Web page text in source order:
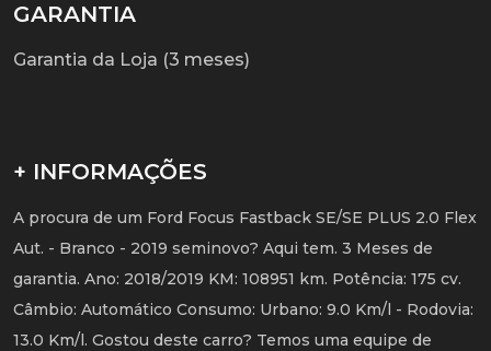
GARANTIA
Garantia da Loja (3 meses)
+ INFORMAÇÕES
A procura de um Ford Focus Fastback SE/SE PLUS 2.0 Flex
Aut. - Branco - 2019 seminovo? Aqui tem. 3 Meses de
garantia. Ano: 2018/2019 KM: 108951 km. Potência: 175 cv.
Câmbio: Automático Consumo: Urbano: 9.0 Km/l - Rodovia:
13.0 Km/l. Gostou deste carro? Temos uma equipe de